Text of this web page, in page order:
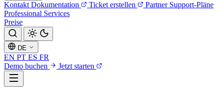
Kontakt Dokumentation Ticket erstellen Partner Support-Pläne
Professional Services
Preise
DE
EN PT ES FR
Demo buchen
Jetzt starten